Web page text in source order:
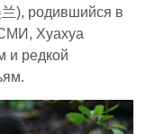
), родившийся в
Хуахуа
и редкой